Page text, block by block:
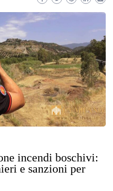
incendi boschivi:
e sanzioni per